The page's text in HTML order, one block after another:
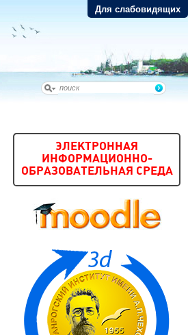
Для слабовидящих
ЭЛЕКТРОННАЯ
ИНФОРМАЦИОННО-
ОБРАЗОВАТЕЛЬНАЯ СРЕДА